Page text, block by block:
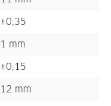
±0,35
1 mm
±0,15
12 mm